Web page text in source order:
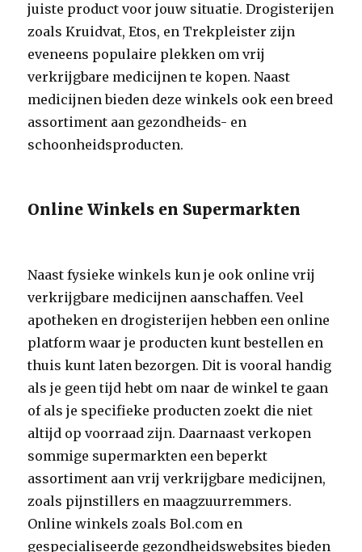
juiste product voor jouw situatie. Drogisterijen
zoals Kruidvat, Etos, en Trekpleister zijn
eveneens populaire plekken om vrij
verkrijgbare medicijnen te kopen. Naast
medicijnen bieden deze winkels ook een breed
assortiment aan gezondheids- en
schoonheidsproducten.
Online Winkels en Supermarkten
Naast fysieke winkels kun je ook online vrij
verkrijgbare medicijnen aanschaffen. Veel
apotheken en drogisterijen hebben een online
platform waar je producten kunt bestellen en
thuis kunt laten bezorgen. Dit is vooral handig
als je geen tijd hebt om naar de winkel te gaan
of als je specifieke producten zoekt die niet
altijd op voorraad zijn. Daarnaast verkopen
sommige supermarkten een beperkt
assortiment aan vrij verkrijgbare medicijnen,
zoals pijnstillers en maagzuurremmers.
Online winkels zoals Bol.com en
gespecialiseerde gezondheidswebsites bieden